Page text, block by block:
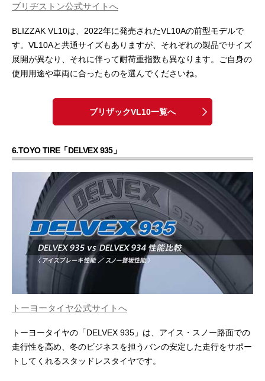
ブリヂストン公式サイトへ
BLIZZAK VL10は、2022年に発売されたVL10Aの前型モデルで
す。VL10Aと共通サイズもありますが、それぞれの製品でサイズ
展開が異なり、それに伴って耐荷重指数も異なります。ご自身の
使用用途や車両に合ったものを選んでくださいね。
ブリザックVL10一覧へ
6.TOYO TIRE「DELVEX 935」
トーヨータイヤ公式サイトへ
トーヨータイヤの「DELVEX 935」は、アイス・スノー路面での
走行性を高め、冬のビジネスを担うバンの安定した走行をサポー
トしてくれるスタッドレスタイヤです。